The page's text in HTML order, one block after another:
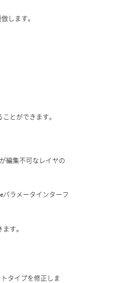
します。
とができます。
編集不可なレイヤの
ラメータインターフ
す。
タイプを修正しま